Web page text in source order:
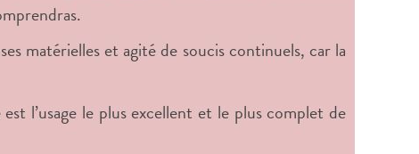
matérielles et agité de soucis continuels, car la
l’usage le plus excellent et le plus complet de